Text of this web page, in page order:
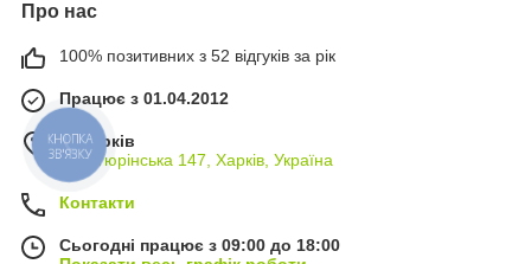
Про нас
100% позитивних з 52 відгуків за рік
Працює з 01.04.2012
м. Харків
вул. Тюрінська 147, Харків, Україна
Контакти
Сьогодні працює з 09:00 до 18:00
КНОПКА
ЗВ'ЯЗКУ